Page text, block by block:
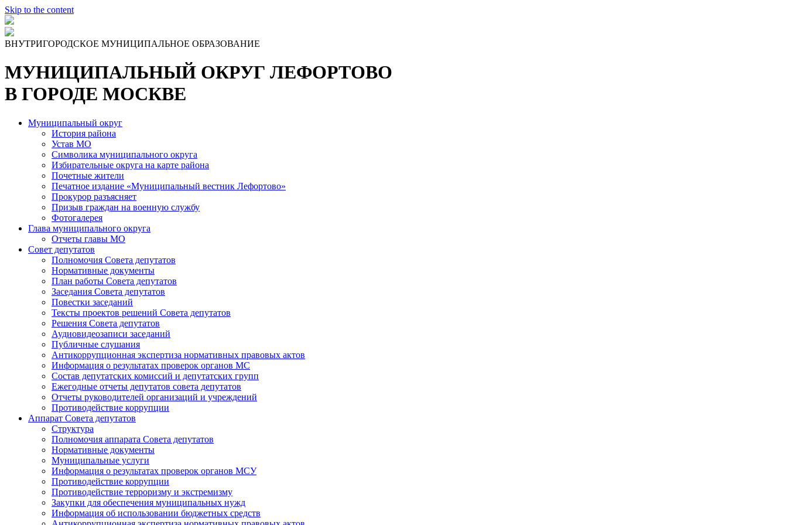
Skip to the content
ВНУТРИГОРОДСКОЕ МУНИЦИПАЛЬНОЕ ОБРАЗОВАНИЕ
МУНИЦИПАЛЬНЫЙ ОКРУГ ЛЕФОРТОВО
В ГОРОДЕ МОСКВЕ
Муниципальный округ
История района
Устав МО
Символика муниципального округа
Избирательные округа на карте района
Почетные жители
Печатное издание «Муниципальный вестник Лефортово»
Прокурор разъясняет
Призыв граждан на военную службу
Фотогалерея
Глава муниципального округа
Отчеты главы МО
Совет депутатов
Полномочия Совета депутатов
Нормативные документы
План работы Совета депутатов
Заседания Cовета депутатов
Повестки заседаний
Тексты проектов решений Совета депутатов
Решения Совета депутатов
Аудиовидеозаписи заседаний
Публичные слушания
Антикоррупционная экспертиза нормативных правовых актов
Информация о результатах проверок органов МС
Состав депутатских комиссий и депутатских групп
Ежегодные отчеты депутатов совета депутатов
Отчеты руководителей организаций и учреждений
Противодействие коррупции
Аппарат Совета депутатов
Структура
Полномочия аппарата Совета депутатов
Нормативные документы
Муниципальные услуги
Информация о результатах проверок органов МСУ
Противодействие коррупции
Противодействие терроризму и экстремизму
Закупки для обеспечения муниципальных нужд
Информация об использовании бюджетных средств